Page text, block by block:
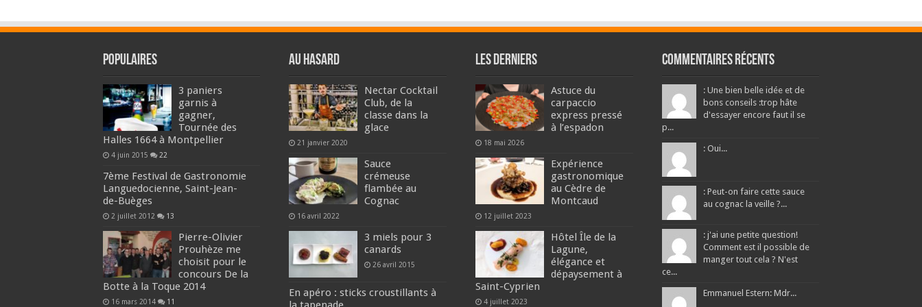
Populaires
3 paniers
garnis à
gagner,
Tournée des
Halles 1664 à Montpellier
4 juin 2015 22
7ème Festival de Gastronomie
Languedocienne, Saint-Jean-
de-Buèges
2 juillet 2012 13
Pierre-Olivier
Prouhèze me
choisit pour le
concours De la
Botte à la Toque 2014
16 mars 2014 11
Au hasard
Nectar Cocktail
Club, de la
classe dans la
glace
21 janvier 2020
Sauce
crémeuse
flambée au
Cognac
16 avril 2022
3 miels pour 3
canards
26 avril 2015
En apéro : sticks croustillants à
Les derniers
Astuce du
carpaccio
express pressé
à l’espadon
18 mai 2026
Expérience
gastronomique
au Cèdre de
Montcaud
12 juillet 2023
Hôtel Île de la
Lagune,
élégance et
dépaysement à
Saint-Cyprien
4 juillet 2023
Commentaires récents
: Une bien belle idée et de
bons conseils :trop hâte
d'essayer encore faut il se
p...
: Oui...
: Peut-on faire cette sauce
au cognac la veille ?...
: j'ai une petite question!
Comment est il possible de
manger tout cela ? N'est
ce...
Emmanuel Estern: Mdr...